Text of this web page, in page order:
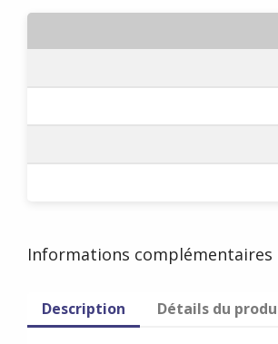
Informations
Description Détails du